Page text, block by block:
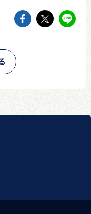
facebookで
twitterで